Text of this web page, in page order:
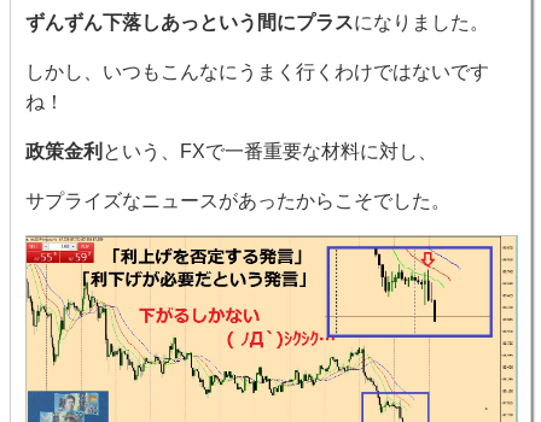
ずんずん下落しあっという間にプラスになりました。
しかし、いつもこんなにうまく行くわけではないです
ね！
政策金利 という、FXで一番重要な材料に対し、
サプライズなニュースがあったからこそでした。